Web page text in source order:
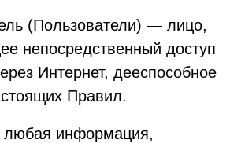
(Пользователи) — лицо,
непосредственный доступ
Интернет, дееспособное
Правил.
информация,